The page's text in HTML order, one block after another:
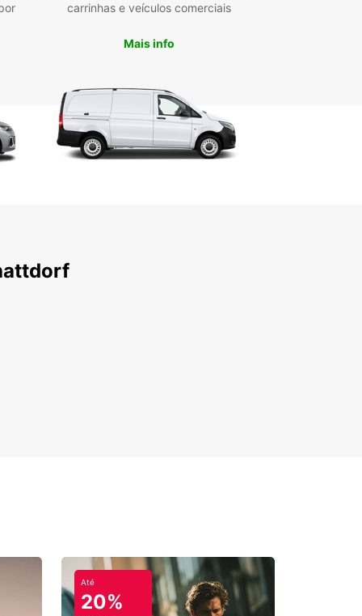
carrinhas e veículos comerciais
Mais info
Até
20%